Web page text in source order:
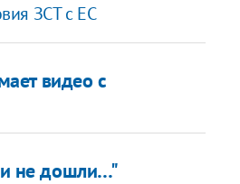
ЗСТ с ЕС
видео с
не дошли…"